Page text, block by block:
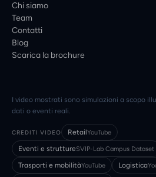
Chi siamo
Team
Contatti
Blog
Scarica la brochure
I video mostrati sono simulazioni a scopo
dati o eventi reali.
CREDITI VIDEO RetailYouTube
Eventi e struttureSVIP-Lab Campus Dataset
Trasporti e mobilitàYouTube Logistica